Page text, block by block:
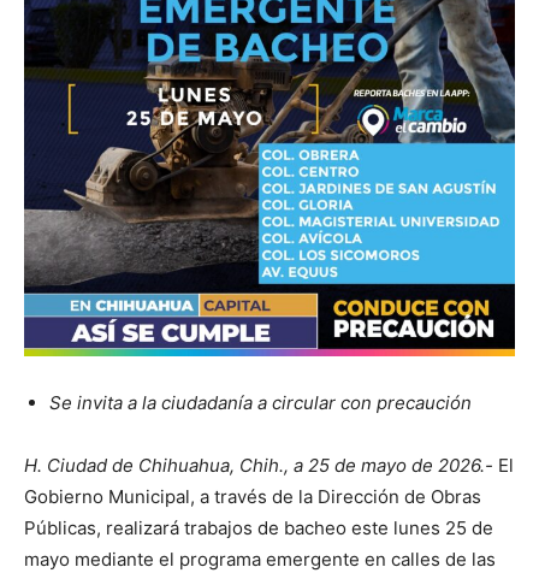
Se invita a la ciudadanía a circular con precaución
H. Ciudad de Chihuahua, Chih., a 25 de mayo de 2026.- El
Gobierno Municipal, a través de la Dirección de Obras
Públicas, realizará trabajos de bacheo este lunes 25 de
mayo mediante el programa emergente en calles de las